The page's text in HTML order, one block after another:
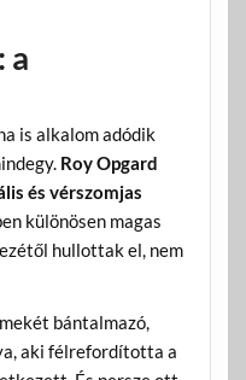
a
is alkalom adódik
Roy Opgard
és vérszomjas
különösen magas
hullottak el, nem
bántalmazó,
aki félrefordította a